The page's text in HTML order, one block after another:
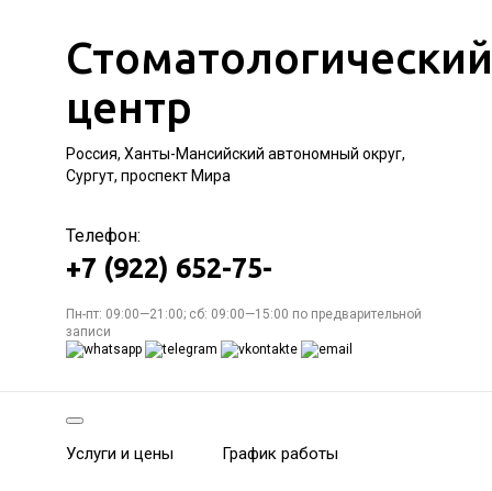
Стоматологический
центр
Россия, Ханты-Мансийский автономный округ,
Сургут, проспект Мира
Телефон:
+7 (922) 652-75-
Пн-пт: 09:00—21:00; сб: 09:00—15:00 по предварительной
записи
Услуги и цены График работы